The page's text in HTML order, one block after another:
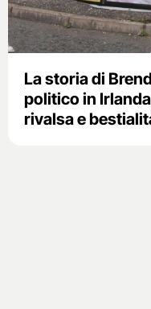
La storia di
politico in
rivalsa e